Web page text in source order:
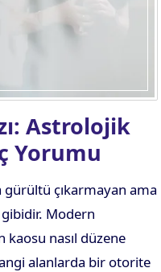
Astrolojik
Yorumu
çıkarmayan ama
Modern
kaosu nasıl düzene
alanlarda bir otorite